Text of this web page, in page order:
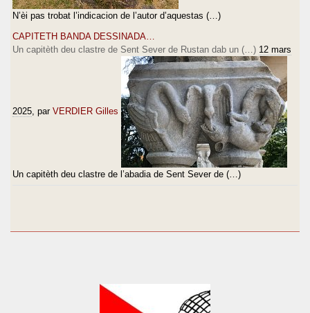
N’èi pas trobat l’indicacion de l’autor d’aquestas (…)
CAPITETH BANDA DESSINADA…
Un capitèth deu clastre de Sent Sever de Rustan dab un (…) 12 mars
2025 , par VERDIER Gilles
Un capitèth deu clastre de l’abadia de Sent Sever de (…)